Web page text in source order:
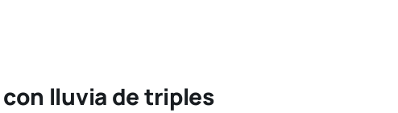
lluvia de triples